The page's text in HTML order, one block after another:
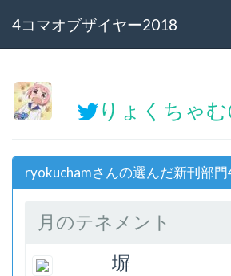
4コマオブザイヤー2018
りょくちゃ
ryokuchamさんの選んだ新刊部
月のテネメント
塀